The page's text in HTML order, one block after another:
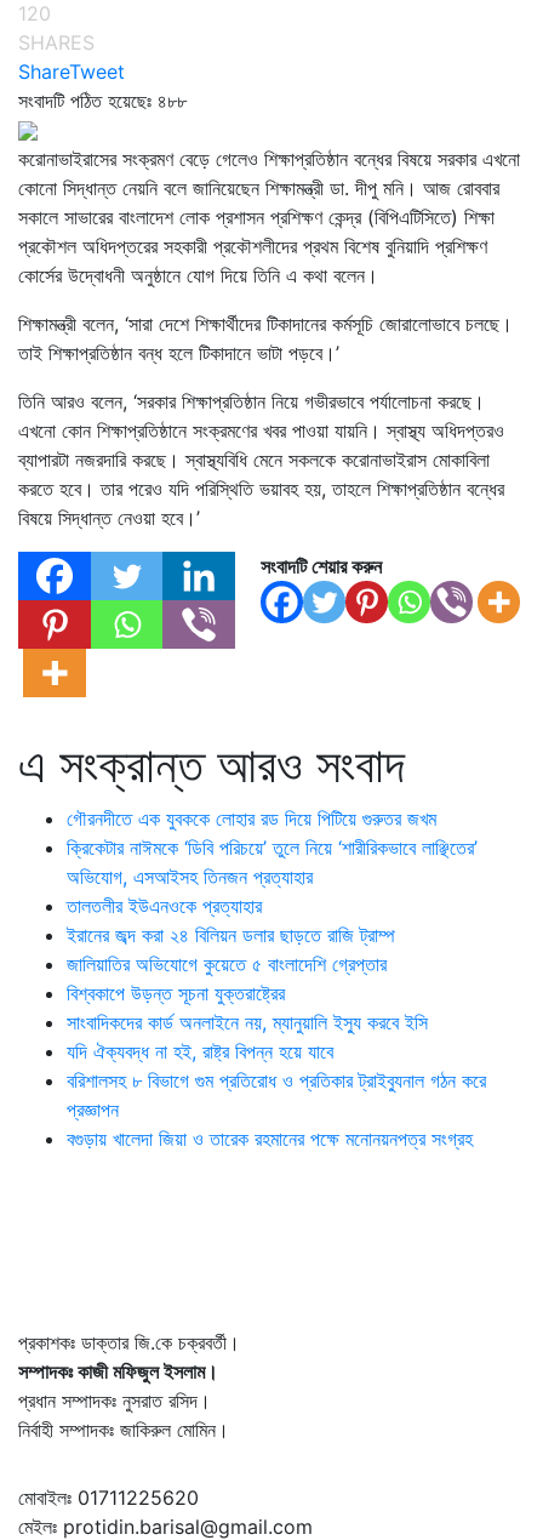
120
SHARES
ShareTweet
সংবাদটি পঠিত হয়েছেঃ ৪৮৮
করোনাভাইরাসের সংক্রমণ বেড়ে গেলেও শিক্ষাপ্রতিষ্ঠান বন্ধের বিষয়ে সরকার এখনো
কোনো সিদ্ধান্ত নেয়নি বলে জানিয়েছেন শিক্ষামন্ত্রী ডা. দীপু মনি। আজ রোববার
সকালে সাভারের বাংলাদেশ লোক প্রশাসন প্রশিক্ষণ কেন্দ্র (বিপিএটিসিতে) শিক্ষা
প্রকৌশল অধিদপ্তরের সহকারী প্রকৌশলীদের প্রথম বিশেষ বুনিয়াদি প্রশিক্ষণ
কোর্সের উদ্বোধনী অনুষ্ঠানে যোগ দিয়ে তিনি এ কথা বলেন।
শিক্ষামন্ত্রী বলেন, ‘সারা দেশে শিক্ষার্থীদের টিকাদানের কর্মসূচি জোরালোভাবে চলছে।
তাই শিক্ষাপ্রতিষ্ঠান বন্ধ হলে টিকাদানে ভাটা পড়বে।’
তিনি আরও বলেন, ‘সরকার শিক্ষাপ্রতিষ্ঠান নিয়ে গভীরভাবে পর্যালোচনা করছে।
এখনো কোন শিক্ষাপ্রতিষ্ঠানে সংক্রমণের খবর পাওয়া যায়নি। স্বাস্থ্য অধিদপ্তরও
ব্যাপারটা নজরদারি করছে। স্বাস্থ্যবিধি মেনে সকলকে করোনাভাইরাস মোকাবিলা
করতে হবে। তার পরেও যদি পরিস্থিতি ভয়াবহ হয়, তাহলে শিক্ষাপ্রতিষ্ঠান বন্ধের
বিষয়ে সিদ্ধান্ত নেওয়া হবে।’
সংবাদটি শেয়ার করুন
এ সংক্রান্ত আরও সংবাদ
গৌরনদীতে এক যুবককে লোহার রড দিয়ে পিটিয়ে গুরুতর জখম
ক্রিকেটার নাঈমকে ‘ডিবি পরিচয়ে’ তুলে নিয়ে ‘শারীরিকভাবে লাঞ্ছিতের’
অভিযোগ, এসআইসহ তিনজন প্রত্যাহার
তালতলীর ইউএনওকে প্রত্যাহার
ইরানের জব্দ করা ২৪ বিলিয়ন ডলার ছাড়তে রাজি ট্রাম্প
জালিয়াতির অভিযোগে কুয়েতে ৫ বাংলাদেশি গ্রেপ্তার
বিশ্বকাপে উড়ন্ত সূচনা যুক্তরাষ্ট্রের
সাংবাদিকদের কার্ড অনলাইনে নয়, ম্যানুয়ালি ইস্যু করবে ইসি
যদি ঐক্যবদ্ধ না হই, রাষ্ট্র বিপন্ন হয়ে যাবে
বরিশালসহ ৮ বিভাগে গুম প্রতিরোধ ও প্রতিকার ট্রাইব্যুনাল গঠন করে
প্রজ্ঞাপন
বগুড়ায় খালেদা জিয়া ও তারেক রহমানের পক্ষে মনোনয়নপত্র সংগ্রহ
প্রকাশকঃ ডাক্তার জি.কে চক্রবর্তী।
সম্পাদকঃ কাজী মফিজুল ইসলাম।
প্রধান সম্পাদকঃ নুসরাত রসিদ।
নির্বাহী সম্পাদকঃ জাকিরুল মোমিন।
মোবাইলঃ 01711225620
মেইলঃ protidin.barisal@gmail.com